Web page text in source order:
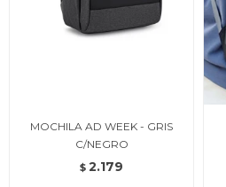
MOCHILA AD WEEK - GRIS
C/NEGRO
$ 2.179